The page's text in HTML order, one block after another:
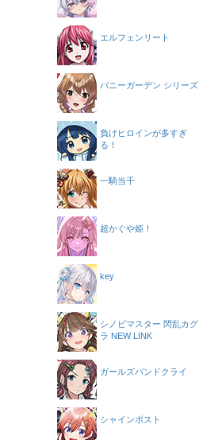
エルフェンリート
バニーガーデン シリーズ
負けヒロインが多すぎ
る！
一騎当千
超かぐや姫！
key
シノビマスター 閃乱カグ
ラ NEW LINK
ガールズバンドクライ
シャインポスト